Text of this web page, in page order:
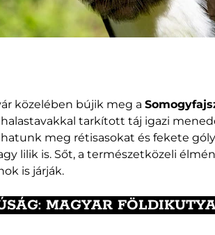
közelében bújik meg a
tarkított táj igazi
meg rétisasokat és fekete
lilik is. Sőt, a természetközeli
is járják.
MAGYAR